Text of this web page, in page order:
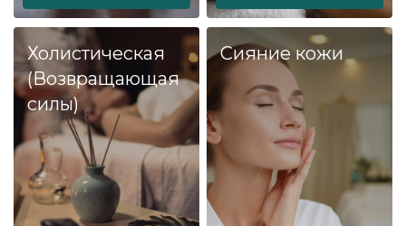
Холистическая
(Возвращающая
силы)
Сияние кожи